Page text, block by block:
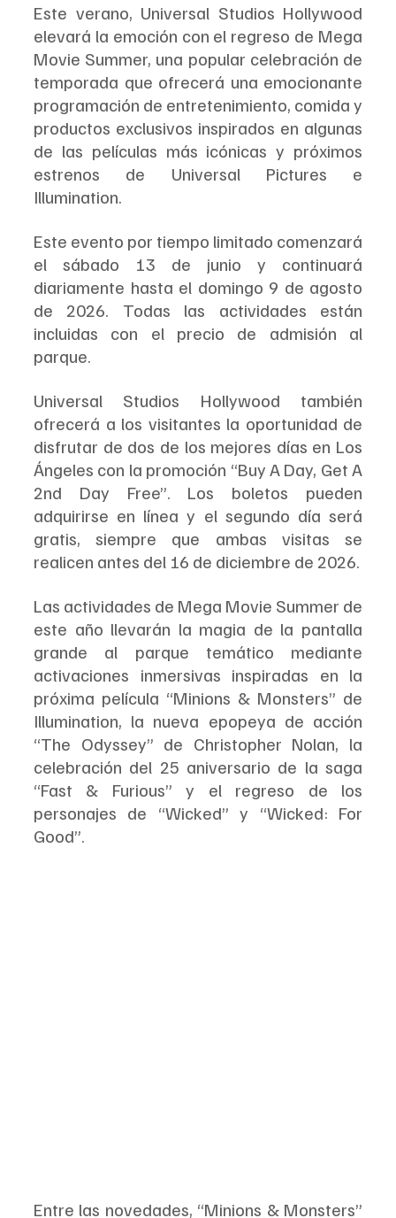
Este verano, Universal Studios Hollywood
elevará la emoción con el regreso de Mega
Movie Summer, una popular celebración de
temporada que ofrecerá una emocionante
programación de entretenimiento, comida y
productos exclusivos inspirados en algunas
de las películas más icónicas y próximos
estrenos de Universal Pictures e
Illumination.
Este evento por tiempo limitado comenzará
el sábado 13 de junio y continuará
diariamente hasta el domingo 9 de agosto
de 2026. Todas las actividades están
incluidas con el precio de admisión al
parque.
Universal Studios Hollywood también
ofrecerá a los visitantes la oportunidad de
disfrutar de dos de los mejores días en Los
Ángeles con la promoción “Buy A Day, Get A
2nd Day Free”. Los boletos pueden
adquirirse en línea y el segundo día será
gratis, siempre que ambas visitas se
realicen antes del 16 de diciembre de 2026.
Las actividades de Mega Movie Summer de
este año llevarán la magia de la pantalla
grande al parque temático mediante
activaciones inmersivas inspiradas en la
próxima película “Minions & Monsters” de
Illumination, la nueva epopeya de acción
“The Odyssey” de Christopher Nolan, la
celebración del 25 aniversario de la saga
“Fast & Furious” y el regreso de los
personajes de “Wicked” y “Wicked: For
Good”.
Entre las novedades, “Minions & Monsters”